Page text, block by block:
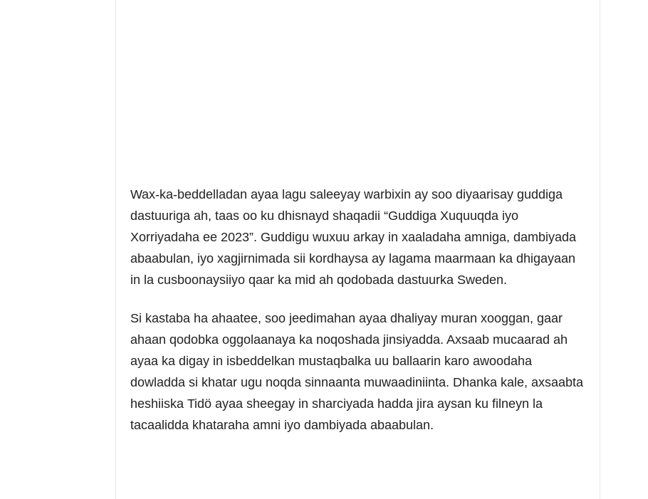
Wax-ka-beddelladan ayaa lagu saleeyay warbixin ay soo diyaarisay guddiga
dastuuriga ah, taas oo ku dhisnayd shaqadii “Guddiga Xuquuqda iyo
Xorriyadaha ee 2023”. Guddigu wuxuu arkay in xaaladaha amniga, dambiyada
abaabulan, iyo xagjirnimada sii kordhaysa ay lagama maarmaan ka dhigayaan
in la cusboonaysiiyo qaar ka mid ah qodobada dastuurka Sweden.
Si kastaba ha ahaatee, soo jeedimahan ayaa dhaliyay muran xooggan, gaar
ahaan qodobka oggolaanaya ka noqoshada jinsiyadda. Axsaab mucaarad ah
ayaa ka digay in isbeddelkan mustaqbalka uu ballaarin karo awoodaha
dowladda si khatar ugu noqda sinnaanta muwaadiniinta. Dhanka kale, axsaabta
heshiiska Tidö ayaa sheegay in sharciyada hadda jira aysan ku filneyn la
tacaalidda khataraha amni iyo dambiyada abaabulan.